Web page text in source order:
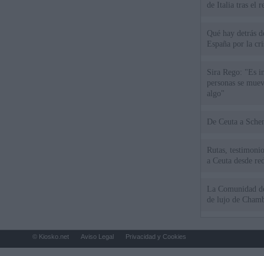
de Italia tras el
Qué hay detrás
España por la
Sira Rego: "Es
personas se
algo"
De
Rutas,
a Ceuta desde
La Comunidad
de lujo de
© Kiosko.net Aviso Legal Privacidad y Cookies